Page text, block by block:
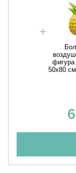
50х80